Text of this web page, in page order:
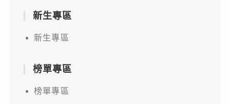
新生專區
新生專區
榜單專區
榜單專區